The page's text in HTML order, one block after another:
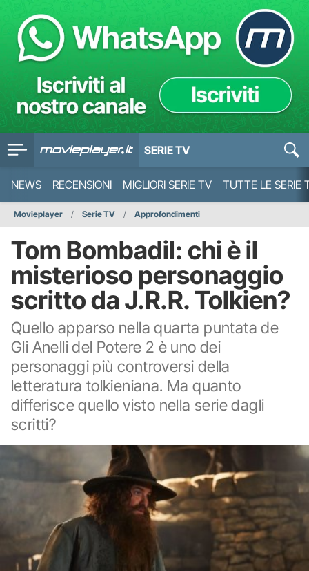
SERIE TV
NEWS RECENSIONI MIGLIORI SERIE TV TUTTE LE SERIE
Movieplayer Serie TV Approfondimenti
Tom Bombadil: chi è il
misterioso personaggio
scritto da J.R.R. Tolkien?
Quello apparso nella quarta puntata de
Gli Anelli del Potere 2 è uno dei
personaggi più controversi della
letteratura tolkieniana. Ma quanto
differisce quello visto nella serie dagli
scritti?